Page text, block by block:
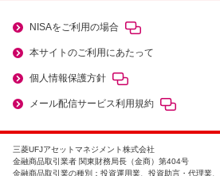
NISAをご利用の場合
本サイトのご利用にあたって
個人情報保護方針
メール配信サービス利用規約
三菱UFJアセットマネジメント株式会社
金融商品取引業者 関東財務局長（金商）第404号
金融商品取引業の種別：投資運用業、投資助言・代理業